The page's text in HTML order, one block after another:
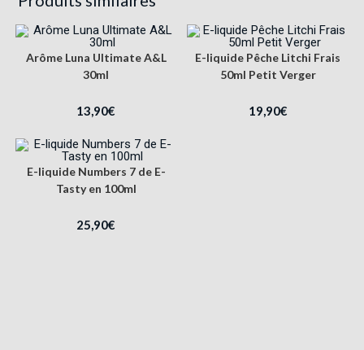
Arôme Luna Ultimate A&L
30ml
13,90€
E-liquide Pêche Litchi Frais
50ml Petit Verger
19,90€
E-liquide Numbers 7 de E-
Tasty en 100ml
25,90€